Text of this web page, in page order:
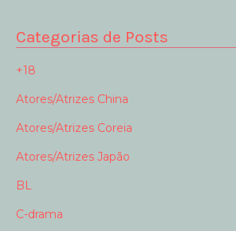
Categorias de Posts
+18
Atores/Atrizes China
Atores/Atrizes Coreia
Atores/Atrizes Japão
BL
C-drama